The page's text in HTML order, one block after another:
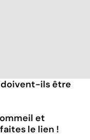
ils être
et
le lien !